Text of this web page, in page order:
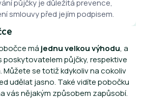
půjčky je důležitá prevence,
smlouvy před jejím podpisem.
má jednu velkou výhodu, a
půjčky, respektive
se totiž kdykoliv na cokoliv
udělat jasno. Také vidíte pobočku
vás nějakým způsobem zapůsobí.